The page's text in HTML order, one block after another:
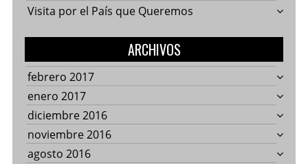
Visita por el País que Queremos
ARCHIVOS
febrero 2017
enero 2017
diciembre 2016
noviembre 2016
agosto 2016